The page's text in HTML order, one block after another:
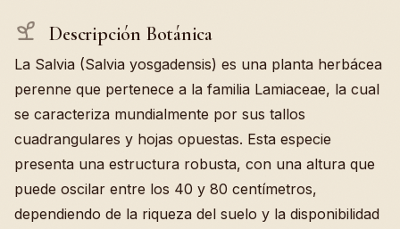
Descripción Botánica
La Salvia (Salvia yosgadensis) es una planta herbácea
perenne que pertenece a la familia Lamiaceae, la cual
se caracteriza mundialmente por sus tallos
cuadrangulares y hojas opuestas. Esta especie
presenta una estructura robusta, con una altura que
puede oscilar entre los 40 y 80 centímetros,
dependiendo de la riqueza del suelo y la disponibilidad